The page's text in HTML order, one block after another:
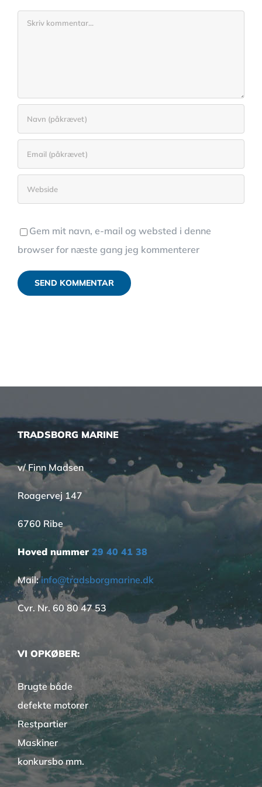
Comment
Gem mit navn, e-mail og websted i denne
browser for næste gang jeg kommenterer
TRADSBORG MARINE
v/ Finn Madsen
Roagervej 147
6760 Ribe
Hoved nummer 29 40 41 38
Mail:info@tradsborgmarine.dk
Cvr. Nr. 60 80 47 53
VI OPKØBER:
Brugte både
defekte motorer
Restpartier
Maskiner
konkursbo mm.